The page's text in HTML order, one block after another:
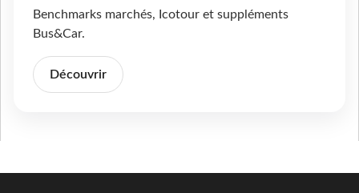
Benchmarks marchés, Icotour et suppléments
Bus&Car.
Découvrir